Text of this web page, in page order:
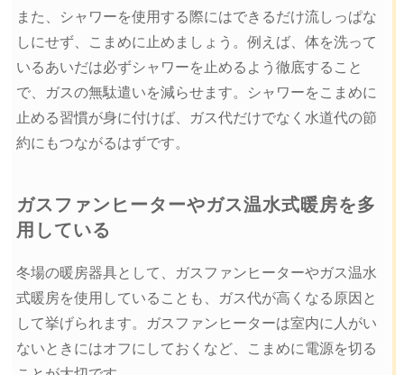
また、シャワーを使用する際にはできるだけ流しっぱな
しにせず、こまめに止めましょう。例えば、体を洗って
いるあいだは必ずシャワーを止めるよう徹底すること
で、ガスの無駄遣いを減らせます。シャワーをこまめに
止める習慣が身に付けば、ガス代だけでなく水道代の節
約にもつながるはずです。
ガスファンヒーターやガス温水式暖房を多
用している
冬場の暖房器具として、ガスファンヒーターやガス温水
式暖房を使用していることも、ガス代が高くなる原因と
して挙げられます。ガスファンヒーターは室内に人がい
ないときにはオフにしておくなど、こまめに電源を切る